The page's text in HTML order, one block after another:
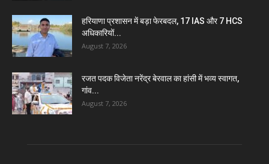
हरियाणा प्रशासन में बड़ा फेरबदल, 17 IAS और 7 HCS
अधिकारियों...
August 7, 2026
रजत पदक विजेता नरेंद्र बेरवाल का हांसी में भव्य स्वागत,
गांव...
August 7, 2026